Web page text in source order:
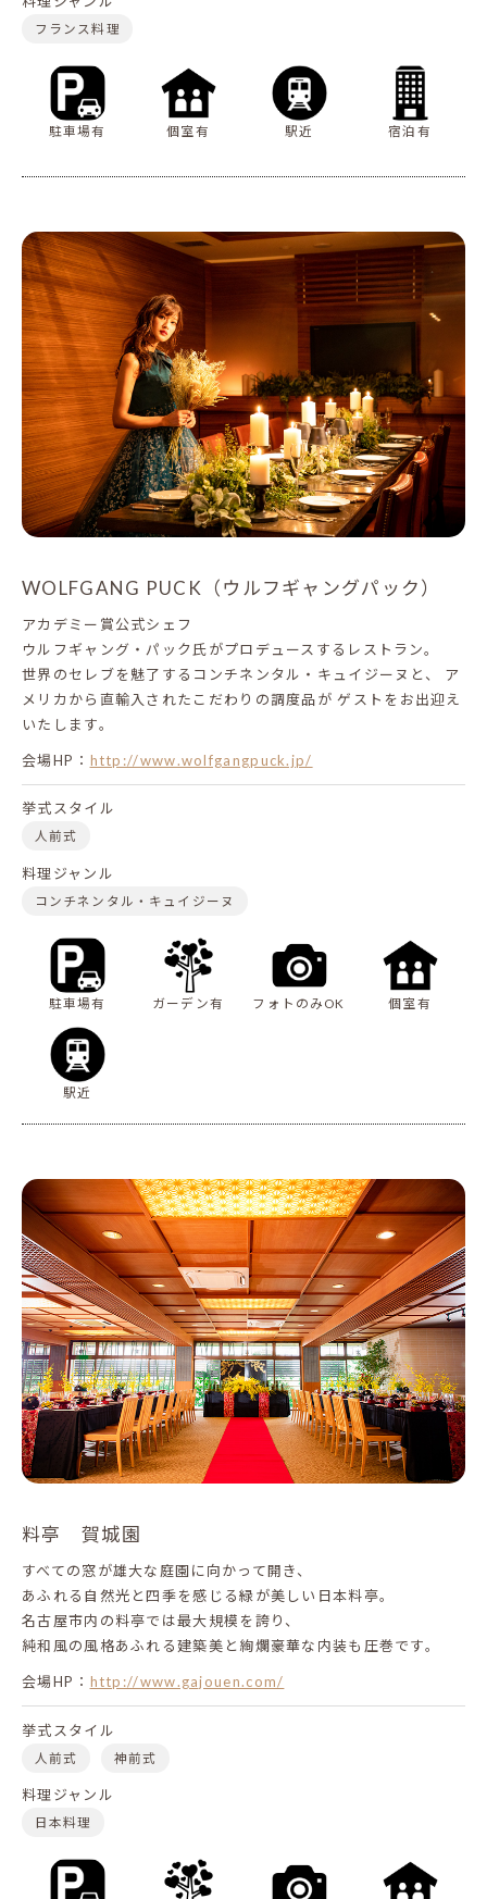
フランス料理
駐車場有 個室有 駅近 宿泊有
WOLFGANG PUCK（ウルフギャングパック）
アカデミー賞公式シェフ
ウルフギャング・パック氏がプロデュースするレストラン。
世界のセレブを魅了するコンチネンタル・キュイジーヌと、
ア
メリカから直輸入されたこだわりの調度品が ゲストをお出迎え
いたします。
会場HP： http://www.wolfgangpuck.jp/
挙式スタイル
人前式
料理ジャンル
コンチネンタル・キュイジーヌ
駐車場有 ガーデン有 フォトのみOK 個室有
駅近
料亭 賀城園
すべての窓が雄大な庭園に向かって開き、
あふれる自然光と四季を感じる緑が美しい日本料亭。
名古屋市内の料亭では最大規模を誇り、
純和風の風格あふれる建築美と絢爛豪華な内装も圧巻です。
会場HP： http://www.gajouen.com/
挙式スタイル
人前式 神前式
料理ジャンル
日本料理